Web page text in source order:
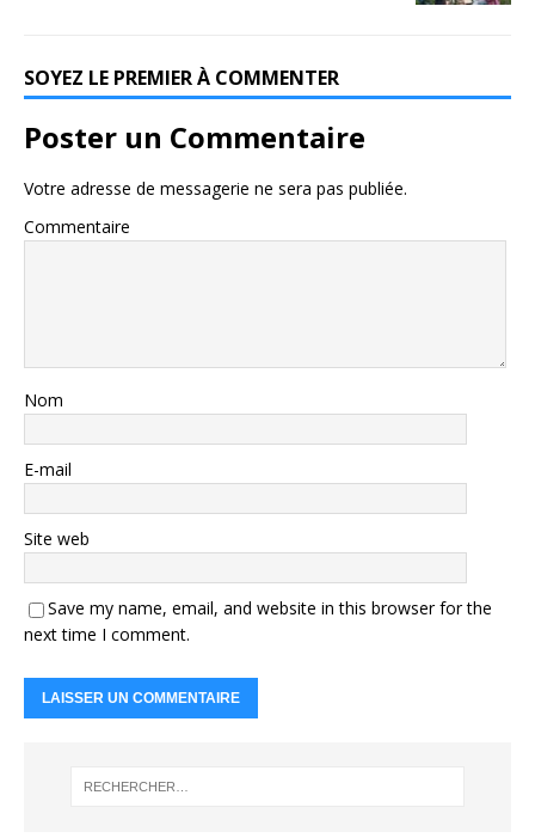
SOYEZ LE PREMIER À COMMENTER
Poster un Commentaire
Votre adresse de messagerie ne sera pas publiée.
Commentaire
Nom
E-mail
Site web
Save my name, email, and website in this browser for the
next time I comment.